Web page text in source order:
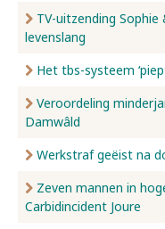
TV-uitzending Sophie
levenslang
Het tbs-systeem
Veroordeling
Damwâld
Werkstraf geëist na
Zeven mannen in
Carbidincident Joure